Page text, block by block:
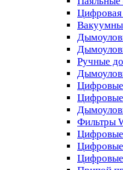
Цифровая
Ручные
Фильтры